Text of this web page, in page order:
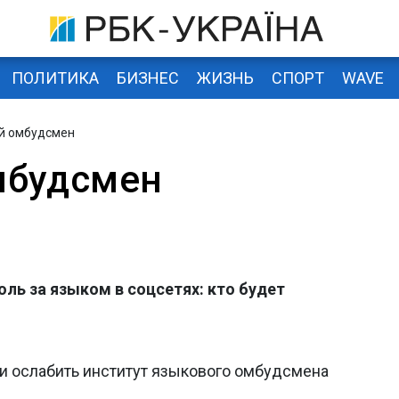
ПОЛИТИКА БИЗНЕС ЖИЗНЬ СПОРТ WAVE
омбудсмен
за языком в соцсетях: кто будет
институт языкового омбудсмена